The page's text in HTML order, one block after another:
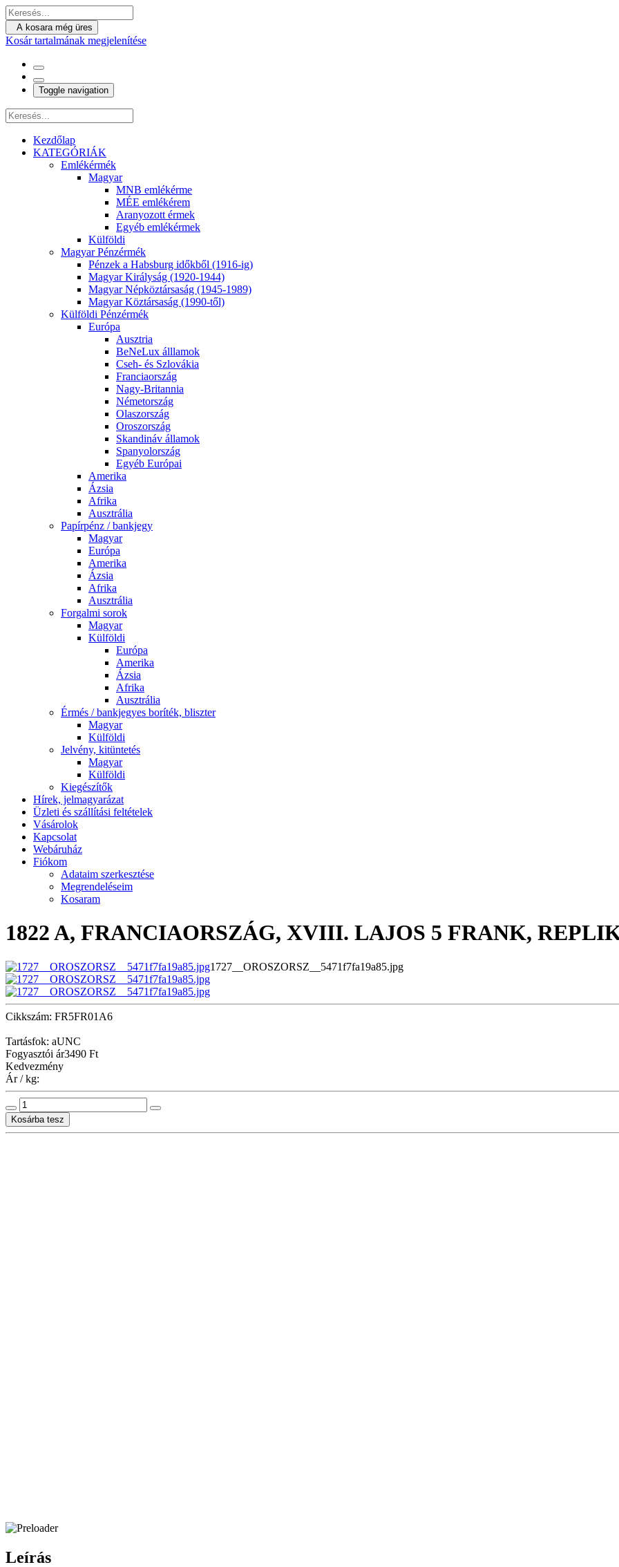
A kosara még üres
Kosár tartalmának megjelenítése
Toggle navigation
Kezdőlap
KATEGÓRIÁK
Emlékérmék
Magyar
MNB emlékérme
MÉE emlékérem
Aranyozott érmek
Egyéb emlékérmek
Külföldi
Magyar Pénzérmék
Pénzek a Habsburg időkből (1916-ig)
Magyar Királyság (1920-1944)
Magyar Népköztársaság (1945-1989)
Magyar Köztársaság (1990-től)
Külföldi Pénzérmék
Európa
Ausztria
BeNeLux álllamok
Cseh- és Szlovákia
Franciaország
Nagy-Britannia
Németország
Olaszország
Oroszország
Skandináv államok
Spanyolország
Egyéb Európai
Amerika
Ázsia
Afrika
Ausztrália
Papírpénz / bankjegy
Magyar
Európa
Amerika
Ázsia
Afrika
Ausztrália
Forgalmi sorok
Magyar
Külföldi
Európa
Amerika
Ázsia
Afrika
Ausztrália
Érmés / bankjegyes boríték, bliszter
Magyar
Külföldi
Jelvény, kitüntetés
Magyar
Külföldi
Kiegészítők
Hírek, jelmagyarázat
Üzleti és szállítási feltételek
Vásárolok
Kapcsolat
Webáruház
Fiókom
Adataim szerkesztése
Megrendeléseim
Kosaram
1822 A, FRANCIAORSZÁG, XVIII. LAJOS 5 FRANK,
1727__OROSZORSZ__5471f7fa19a85.jpg
Cikkszám: FR5FR01A6
Tartásfok: aUNC
Fogyasztói ár3490 Ft
Kedvezmény
Ár / kg:
Leírás